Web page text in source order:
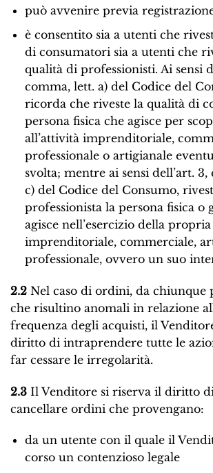
può avvenire previa
è consentito sia a utenti che
di consumatori sia a utenti che
qualità di professionisti. Ai sensi
comma, lett. a) del Codice del
ricorda che riveste la qualità di
persona fisica che agisce per
all’attività imprenditoriale,
professionale o artigianale
svolta; mentre ai sensi dell’art.
c) del Codice del Consumo,
professionista la persona fisica o
agisce nell’esercizio della
imprenditoriale, commerciale,
professionale, ovvero un suo
2.2 Nel caso di ordini, da chiunque
che risultino anomali in relazione
frequenza degli acquisti, il
diritto di intraprendere tutte le
far cessare le irregolarità.
2.3 Il Venditore si riserva il diritto
cancellare ordini che provengano:
da un utente con il quale il
corso un contenzioso legale